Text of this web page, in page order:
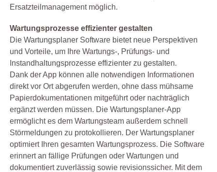
Ersatzteilmanagement möglich.
Wartungsprozesse effizienter gestalten
Die Wartungsplaner Software bietet neue Perspektiven
und Vorteile, um Ihre Wartungs-, Prüfungs- und
Instandhaltungsprozesse effizienter zu gestalten.
Dank der App können alle notwendigen Informationen
direkt vor Ort abgerufen werden, ohne dass mühsame
Papierdokumentationen mitgeführt oder nachträglich
ergänzt werden müssen. Die Wartungsplaner-App
ermöglicht es dem Wartungsteam außerdem schnell
Störmeldungen zu protokollieren. Der Wartungsplaner
optimiert Ihren gesamten Wartungsprozess. Die Software
erinnert an fällige Prüfungen oder Wartungen und
dokumentiert zuverlässig sowie revisionssicher. Mit dem